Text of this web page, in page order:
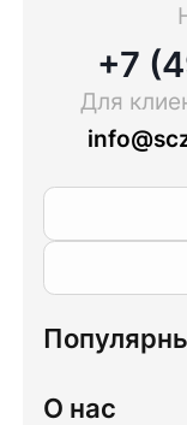
+7
Для
О нас